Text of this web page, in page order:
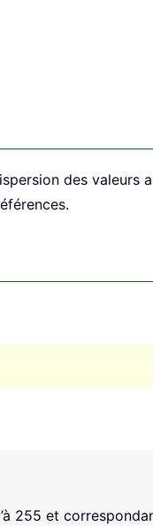
des valeurs
255 et